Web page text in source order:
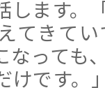
します。
てきて
なっても
けです。